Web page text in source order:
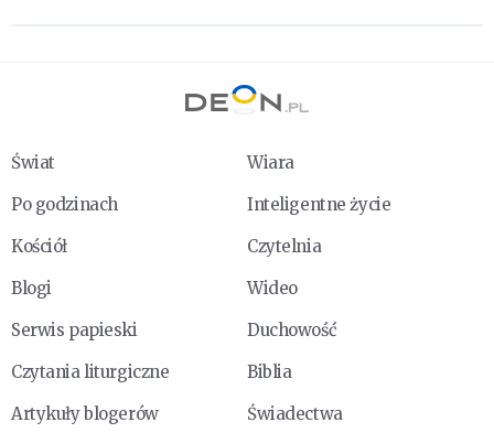
Świat
Wiara
Po godzinach
Inteligentne życie
Kościół
Czytelnia
Blogi
Wideo
Serwis papieski
Duchowość
Czytania liturgiczne
Biblia
Artykuły blogerów
Świadectwa